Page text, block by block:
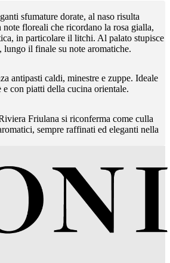
sfumature dorate, al naso risulta
note floreali che ricordano la rosa gialla,
in particolare il litchi. Al palato stupisce
lungo il finale su note aromatiche.
antipasti caldi, minestre e zuppe. Ideale
con piatti della cucina orientale.
Friulana si riconferma come culla
sempre raffinati ed eleganti nella